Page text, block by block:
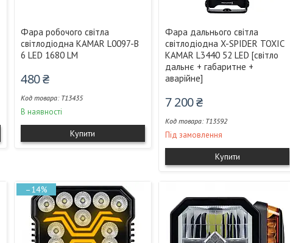
Фара робочого світла
світлодіодна KAMAR L0097-B
6 LED 1680 LM
480 ₴
T13435
В наявності
Купити
Фара дальнього світла
світлодіодна X-SPIDER TOXIC
KAMAR L3440 52 LED [світло
дальнє + габаритне +
аварійне]
7 200 ₴
T13592
Під замовлення
Купити
–14%